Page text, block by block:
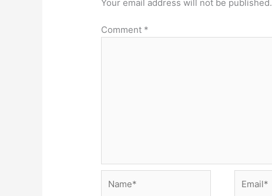
Your email address will not be published.
Comment *